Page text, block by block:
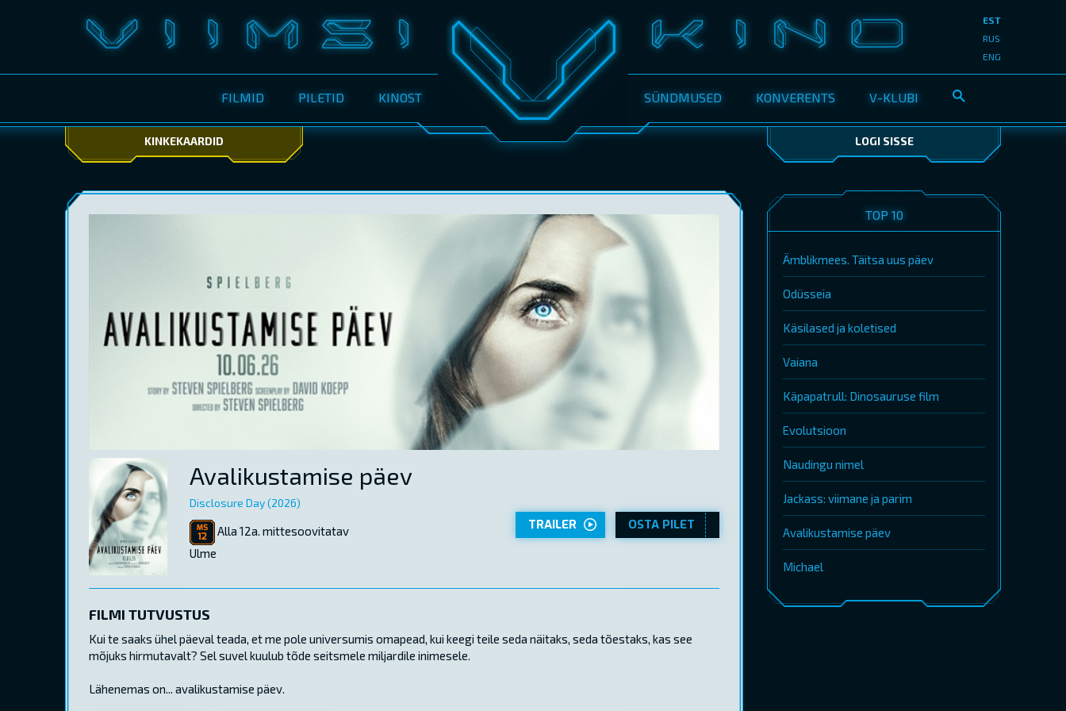
FILMID PILETID KINOST SÜNDMUSED KONVERENTS V-KLUBI
EST
RUS
ENG
KINKEKAARDID LOGI SISSE
Avalikustamise päev
Disclosure Day (2026)
Alla 12a. mittesoovitatav
Ulme
TRAILER OSTA PILET
FILMI TUTVUSTUS
Kui te saaks ühel päeval teada, et me pole universumis omapead, kui keegi teile seda näitaks, seda tõestaks, kas see
mõjuks hirmutavalt? Sel suvel kuulub tõde seitsmele miljardile inimesele.
Lähenemas on... avalikustamise päev.
TOP 10
Ämblikmees. Täitsa uus päev
Odüsseia
Käsilased ja koletised
Vaiana
Käpapatrull: Dinosauruse film
Evolutsioon
Naudingu nimel
Jackass: viimane ja parim
Avalikustamise päev
Michael